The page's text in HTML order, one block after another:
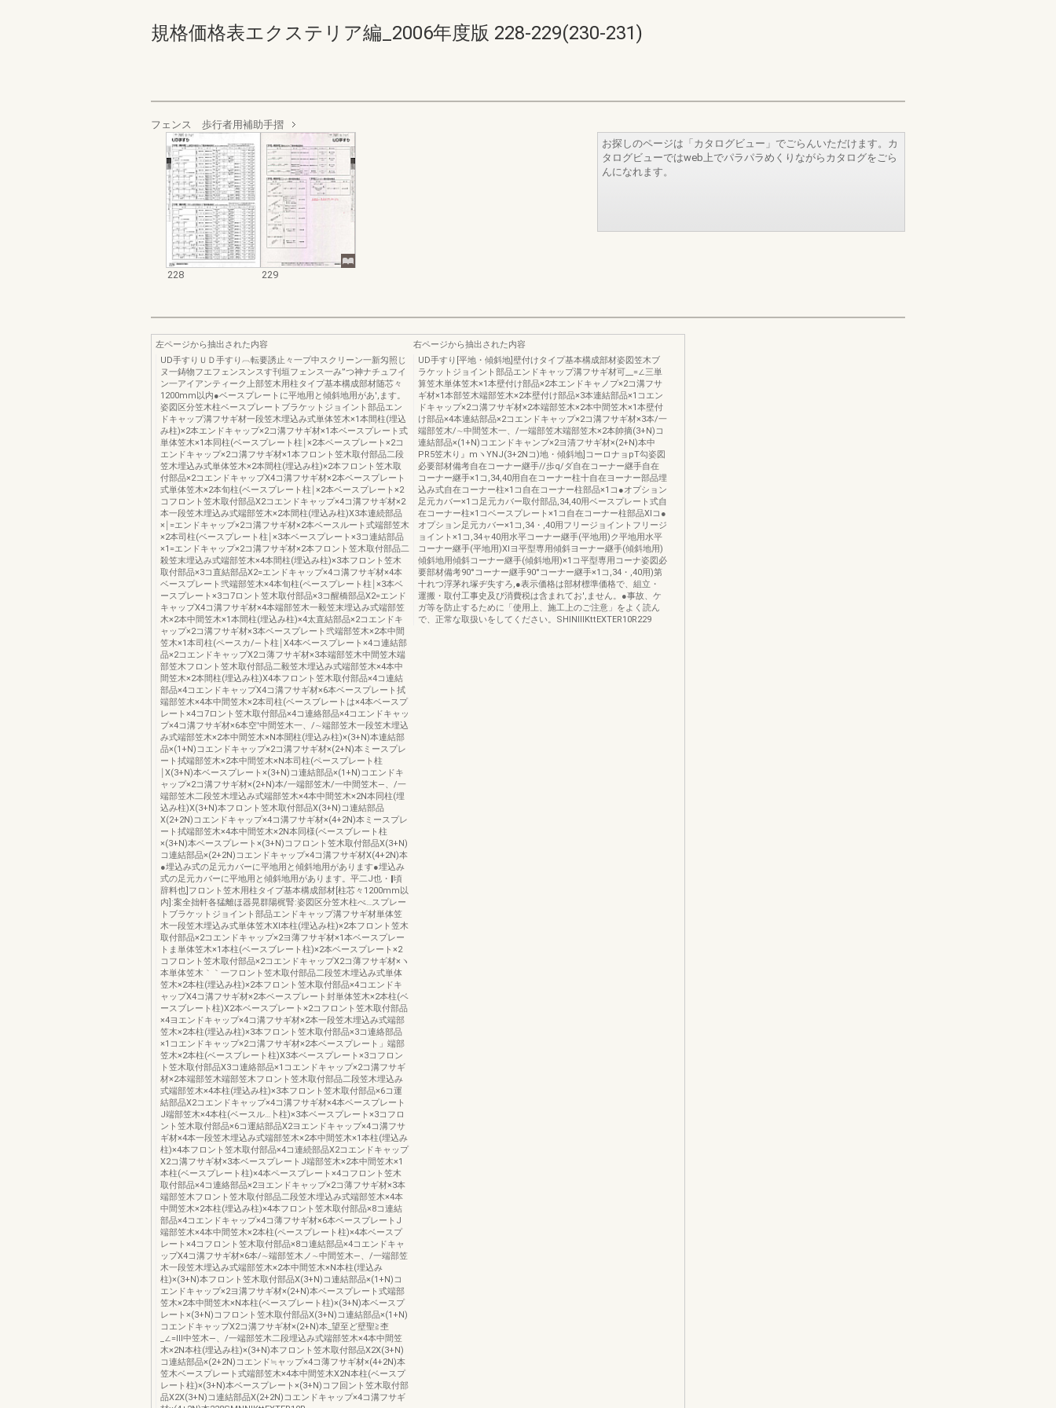
規格価格表エクステリア編_2006年度版 228-229(230-231)
フェンス 歩行者用補助手摺
228 229
お探しのページは「カタログビュー」でごらんいただけます。カ
タログビューではweb上でパラパラめくりながらカタログをごら
んになれます。
左ページから抽出された内容
UD手すりＵＤ手すり︹転要誘止々一プ中スクリーン一新匁照じ
ヌ一鋳物フエフェンスンスす刊垣フェンス一み”つ神ナチュフイ
ン一アイアンティーク上部笠木用柱タイプ基本構成部材随芯々
1200mm以内●ベースプレートに平地用と傾斜地用があ',ます。
姿図区分笠木柱ベースプレートブラケットジョイント部品エン
ドキャップ溝フサギ材一段笠木埋込み式単体笠木×1本間柱(埋込
み柱)×2本エンドキャップ×2コ溝フサギ材×1本ベースプレート式
単体笠木×1本同柱(ベースプレート柱￨×2本ベースプレート×2コ
エンドキャップ×2コ溝フサギ材×1本フロント笠木取付部品二段
笠木埋込み式単体笠木×2本間柱(埋込み柱)×2本フロント笠木取
付部品×2コエンドキャップX4コ溝フサギ材×2本ベースプレート
式単体笠木×2本旬柱(ベースプレート柱￨×2本ベースプレート×2
コフロント笠木取付部品X2コエンドキャップ×4コ溝フサギ材×2
本一段笠木埋込み式端部笠木×2本間柱(埋込み柱)X3本連続部品
×￨=エンドキャップ×2コ溝フサギ材×2本ベースルート式端部笠木
×2本司柱(ベースプレート柱￨×3本ベースプレート×3コ連結部品
×1=エンドキャップ×2コ溝フサギ材×2本フロント笠木取付部品二
殺笠末埋込み式端部笠木×4本間柱(埋込み柱)×3本フロント笠木
取付部品×3コ直結部品X2=エンドキャップ×4コ溝フサギ材×4本
ベースプレート弐端部笠木×4本旬柱(ペースプレート柱￨×3本ベ
ースプレート×3コ7ロント笠木取付部品×3コ醒橋部品X2=エンド
キャップX4コ溝フサギ材×4本端部笠木一毅笠末埋込み式端部笠
木×2本中間笠木×1本間柱(埋込み柱)×4太直結部品×2コエンドキ
ャップ×2コ溝フサギ材×3本ベースプレート弐端部笠木×2本中間
笠木×1本司柱(ペースカ/―卜柱￨X4本ベースプレート×4コ連結部
品×2コエンドキャップX2コ薄フサギ材×3本端部笠木中間笠木端
部笠木フロント笠木取付部品二毅笠木埋込み式端部笠木×4本中
間笠木×2本間柱(埋込み柱)X4本フロント笠木取付部品×4コ連結
部品×4コエンドキャップX4コ溝フサギ材×6本ベースプレート拭
端部笠木×4本中間笠木×2本司柱(ベースブレートは×4本ベースプ
レート×4コ7ロント笠木取付部品×4コ連絡部品×4コエンドキャッ
プ×4コ溝フサギ材×6本空′中間笠木一、/∼端部笠木一段笠木埋込
み式端部笠木×2本中間笠木×N本聞柱(埋込み柱)×(3+N)本連結部
品×(1+N)コエンドキャップ×2コ溝フサギ材×(2+N)本ミースプレ
ート拭端部笠木×2本中間笠木×N本司柱(ペースプレート柱
￨X(3+N)本ベースプレート×(3+N)コ連結部品×(1+N)コエンドキ
ャップ×2コ溝フサギ材×(2+N)本/一端部笠木/一中間笠木―、/一
端部笠木二段笠木埋込み式端部笠木×4本中間笠木×2N本同柱(埋
込み柱)X(3+N)本フロント笠木取付部品X(3+N)コ連結部品
X(2+2N)コエンドキャップ×4コ溝フサギ材×(4+2N)本ミースプレ
ート拭端部笠木×4本中間笠木×2N本同様(ベースブレート柱
×(3+N)本ベースプレート×(3+N)コフロント笠木取付部品X(3+N)
コ連結部品×(2+2N)コエンドキャップ×4コ溝フサギ材X(4+2N)本
●埋込み式の足元カバーに平地用と傾斜地用があります●埋込み
式の足元カバーに平地用と傾斜地用があります。平二J也・‖頃
辞料也]フロント笠木用柱タイプ基本構成部材[柱芯々1200mm以
内]:案全拙軒各猛離ほ器晃群陽梶腎:姿図区分笠木柱べ…スプレー
トブラケットジョイント部品エンドキャップ溝フサギ材単体笠
木一段笠木埋込み式単体笠木Xl本柱(埋込み柱)×2本フロント笠木
取付部品×2コエンドキャップ×2ヨ薄フサギ材×1本ベースプレー
トま単体笠木×1本柱(ベースブレート柱)×2本ベースプレート×2
コフロント笠木取付部品×2コエンドキャップX2コ薄フサギ材×ヽ
本単体笠木｀｀一フロント笠木取付部品二段笠木埋込み式単体
笠木×2本柱(埋込み柱)×2本フロント笠木取付部品×4コエンドキ
ャップX4コ溝フサギ材×2本ベースプレート封単体笠木×2本柱(ベ
ースブレート柱)X2本ベースプレート×2コフロント笠木取付部品
×4ヨエンドキャップ×4コ溝フサギ材×2本一段笠木埋込み式端部
笠木×2本柱(埋込み柱)×3本フロント笠木取付部品×3コ連絡部品
×1コエンドキャップ×2コ溝フサギ材×2本ベースプレート」端部
笠木×2本柱(ベースブレート柱)X3本ベースプレート×3コフロン
ト笠木取付部品X3コ連絡部品×1コエンドキャップ×2コ溝フサギ
材×2本端部笠木端部笠木フロント笠木取付部品二段笠木埋込み
式端部笠木×4本柱(埋込み柱)×3本フロント笠木取付部品×6コ運
結部品X2コエンドキャップ×4コ溝フサギ材×4本ベースプレート
J端部笠木×4本柱(ベースル…卜柱)×3本ベースプレート×3コフロ
ント笠木取付部品×6コ運結部品X2ヨエンドキャップ×4コ溝フサ
ギ材×4本一段笠木埋込み式端部笠木×2本中間笠木×1本柱(埋込み
柱)×4本フロント笠木取付部品×4コ連続部品X2コエンドキャップ
X2コ溝フサギ材×3本ベースプレートJ端部笠木×2本中間笠木×1
本柱(ベースプレート柱)×4本ペースプレート×4コフロント笠木
取付部品×4コ連絡部品×2ヨエンドキャップ×2コ薄フサギ材×3本
端部笠木フロント笠木取付部品二段笠木埋込み式端部笠木×4本
中間笠木×2本柱(埋込み柱)×4本フロント笠木取付部品×8コ連結
部品×4コエンドキャップ×4コ薄フサギ材×6本ベースプレートJ
端部笠木×4本中間笠木×2本柱(ペースプレート柱)×4本ベースプ
レート×4コフロント笠木取付部品×8コ連結部品×4コエンドキャ
ップX4コ溝フサギ材×6本/∼端部笠木ノ∼中間笠木―、/一端部笠
木一段笠木埋込み式端部笠木×2本中間笠木×N本柱(埋込み
柱)×(3+N)本フロント笠木取付部品X(3+N)コ連結部品×(1+N)コ
エンドキャップ×2ヨ溝フサギ材×(2+N)本ベースプレート式端部
笠木×2本中間笠木×N本柱(ベースブレート柱)×(3+N)本ベースプ
レート×(3+N)コフロント笠木取付部品X(3+N)コ連結部品×(1+N)
コエンドキャップX2コ溝フサギ材×(2+N)本_望至ど壁聖≧杢
_∠=Ⅲ中笠木―、/一端部笠木二段埋込み式端部笠木×4本中間笠
木×2N本柱(埋込み柱)×(3+N)本フロント笠木取付部品X2X(3+N)
コ連結部品×(2+2N)コエンド≒ャップ×4コ薄フサギ材×(4+2N)本
笠木ベースプレート式端部笠木×4本中間笠木X2N本柱(ベースプ
レート柱)×(3+N)本ベースプレート×(3+N)コフ回ント笠木取付部
品X2X(3+N)コ連結部品X(2+2N)コエンドキャップ×4コ溝フサギ
右ページから抽出された内容
UD手すり[平地・傾斜地]壁付けタイプ基本構成部材姿図笠木ブ
ラケットジョイント部品エンドキャップ溝フサギ材可__=∠三単
算笠木単体笠木×1本壁付け部品×2本エンドキャノプ×2コ溝フサ
ギ材×1本部笠木端部笠木×2本壁付け部品×3本連結部品×1コエン
ドキャップ×2コ溝フサギ材×2本端部笠木×2本中間笠木×1本壁付
け部品×4本連結部品×2コエンドキャップ×2コ溝フサギ材×3本/一
端部笠木/∼中間笠木一、/一端部笠木端部笠木×2本帥摘(3+N)コ
連結部品×(1+N)コエンドキャンプ×2ヨ清フサギ材×(2+N)本中
PR5笠木り』mヽYNJ(3+2Nコ)地・傾斜地]コーロナョpT勾姿図
必要部材備考自在コーナー継手//歩q/ダ自在コーナー継手自在
コーナー継手×1コ,34,40用自在コーナー柱十自在ヨーナー部品埋
込み式自在コーナー柱×1コ自在コーナー柱部品×1コ●オプション
足元カバー×1コ足元カバー取付部品,34,40用ベースプレート式自
在コーナー柱×1コベースプレート×1コ自在コーナー柱部品Xlコ●
オプション足元カバー×1コ,34・,40用フリージョイントフリージ
ョイント×1コ,34ャ40用水平コーナー継手(平地用)ク平地用水平
コーナー継手(平地用)Xlヨ平型専用傾斜ヨーナー継手(傾斜地用)
傾斜地用傾斜コーナー継手(傾斜地用)×1コ平型専用コーナ姿図必
要部材備考90°コーナー継手90°コーナー継手×1コ,34・,40用)第
十れつ浮茅れ塚ヂ失すろ,●表示価格は部材標準価格で、組立・
運搬・取付工事史及び消費税は含まれてお',ません。●事故、ケ
ガ等を防止するために「使用上、施工上のご注意」をよく読ん
で、正常な取扱いをしてください。SHINⅢKttEXTER10R229